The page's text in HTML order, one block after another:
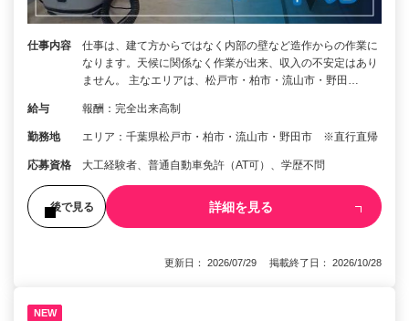
仕事内容
仕事は、建て方からではなく内部の壁など造作からの作業に
なります。天候に関係なく作業が出来、収入の不安定はあり
ません。 主なエリアは、松戸市・柏市・流山市・野田…
給与 報酬：完全出来高制
勤務地 エリア：千葉県松戸市・柏市・流山市・野田市 ※直行直帰
応募資格 大工経験者、普通自動車免許（AT可）、学歴不問
後で見る 詳細を見る
更新日： 2026/07/29 掲載終了日： 2026/10/28
NEW